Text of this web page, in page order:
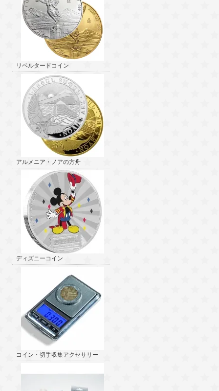
リベルタードコイン
アルメニア・ノアの方舟
ディズニーコイン
コイン・切手収集アクセサリー